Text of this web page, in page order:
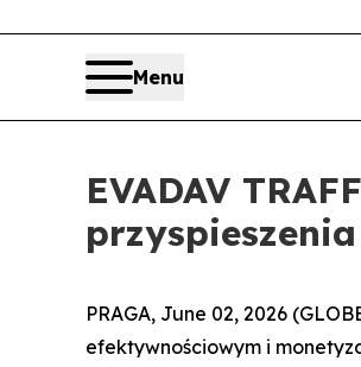
Menu
EVADAV
PRAGA, June 02, 2026
efektywnościowym i